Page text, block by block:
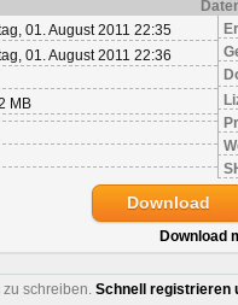
01. August 2011 22:35
01. August 2011 22:36
MB
Download
Download
schreiben. Schnell registrieren